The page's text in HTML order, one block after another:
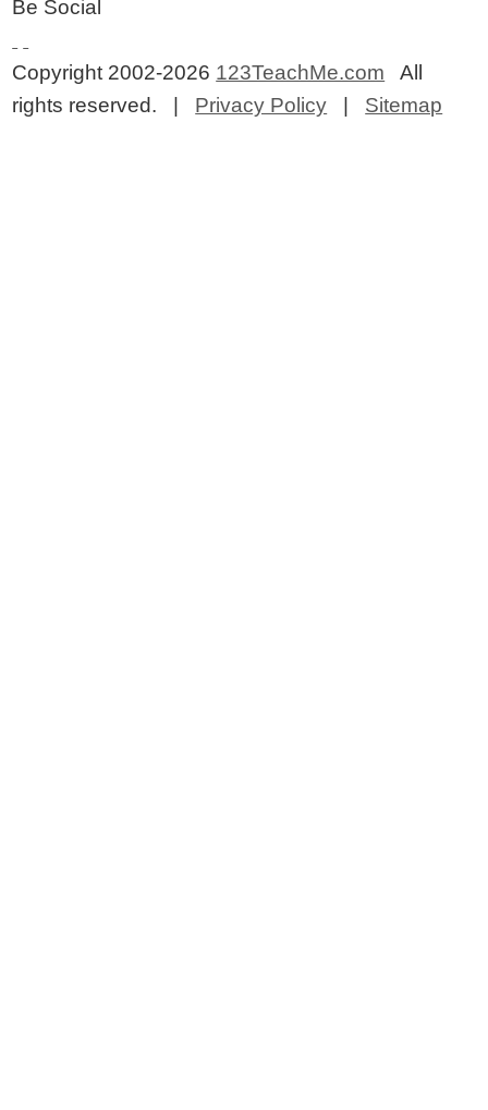
Be Social
Copyright 2002-2026 123TeachMe.com All
rights reserved. | Privacy Policy Sitemap